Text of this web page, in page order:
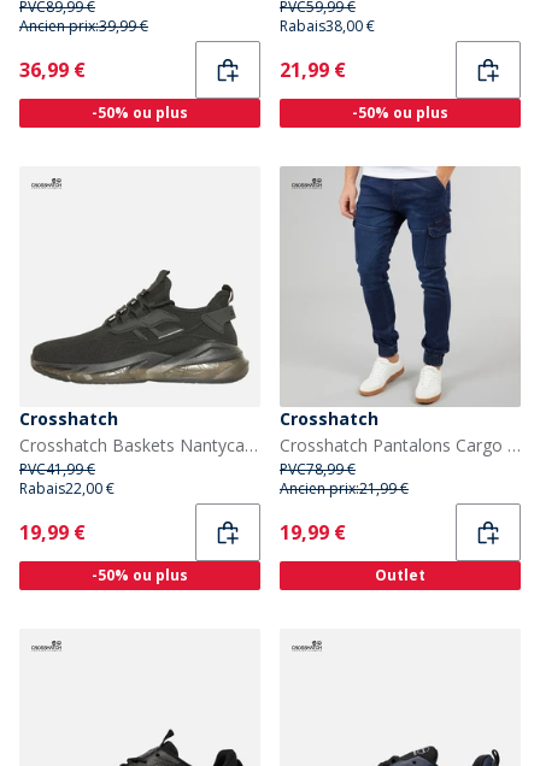
PVC89,99 €
Ancien prix:39,99 €
Current
36,99 €
-50% ou plus
PVC59,99 €
Rabais38,00 €
Current
21,99 €
-50% ou plus
Crosshatch
Crosshatch Baskets Nantycaws Homme Noir
PVC41,99 €
Rabais22,00 €
Current
19,99 €
-50% ou plus
Crosshatch
Crosshatch Pantalons Cargo Malimore Homme Jean Revers Lavage Foncé
PVC78,99 €
Ancien prix:21,99 €
Current
19,99 €
Outlet